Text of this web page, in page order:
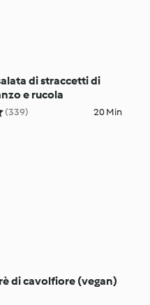
di straccetti di
e rucola
(339) 20 Min
di cavolfiore (vegan)